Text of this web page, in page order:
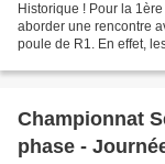
Historique ! Pour la
aborder une rencontre
poule de R1. En effet,
Championnat
phase -